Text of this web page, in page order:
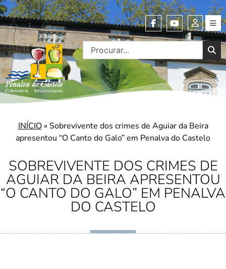
SOBREVIVENTE DOS CRIMES DE
AGUIAR DA BEIRA APRESENTOU
“O CANTO DO GALO” EM PENALVA
DO CASTELO
INÍCIO» Sobrevivente dos crimes de Aguiar da Beira
apresentou “O Canto do Galo” em Penalva do Castelo